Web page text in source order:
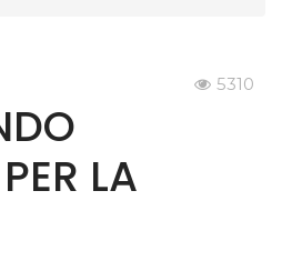
5310
LA